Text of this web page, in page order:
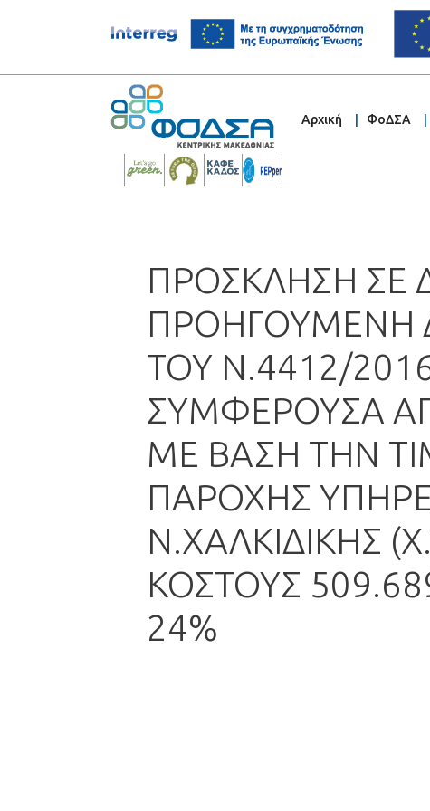
Αρχική ΦοΔΣΑ
ΠΡΟΣΚΛΗΣΗ ΣΕ
ΠΡΟΗΓΟΥΜΕΝΗ
ΤΟΥ Ν.4412/
ΣΥΜΦΕΡΟΥΣΑ
ΜΕ ΒΑΣΗ ΤΗΝ
ΠΑΡΟΧΗΣ
Ν.ΧΑΛΚΙΔΙΚΗΣ
ΚΟΣΤΟΥΣ
24%